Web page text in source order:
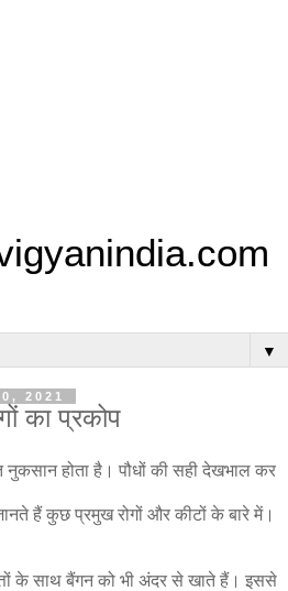
▼
2021
का प्रकोप
होता है। पौधों की सही देखभाल कर
हैं कुछ प्रमुख रोगों और कीटों के बारे में।
के साथ बैंगन को भी अंदर से खाते हैं। इससे